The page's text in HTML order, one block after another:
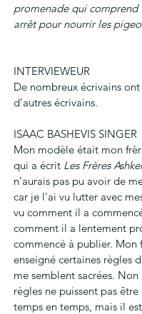
promenade qui comprend
arrêt pour nourrir les
INTERVIEWEUR
De nombreux écrivains
d’autres écrivains.
ISAAC BASHEVIS SINGER
Mon modèle était mon
qui a écrit Les Frères
n’aurais pas pu avoir de
car je l'ai vu lutter avec
vu comment il a
comment il a lentement
commencé à publier. Mon
enseigné certaines règles
me semblent sacrées. Non
règles ne puissent pas
temps en temps, mais il